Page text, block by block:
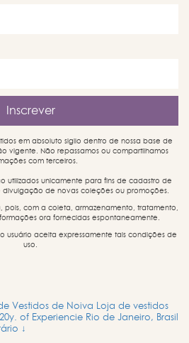
em absoluto sigilo dentro de nossa base de
vigente. Não repassamos ou compartilhamos
com terceiros.
utilizados unicamente para fins de cadastro de
de novas coleções ou promoções.
pois, com a coleta, armazenamento, tratamento,
ora fornecidas espontaneamente.
usuário aceita expressamente tais condições de
uso.
Vestidos de Noiva Loja de vestidos
20y. of Experiencie Rio de Janeiro, Brasil
↓